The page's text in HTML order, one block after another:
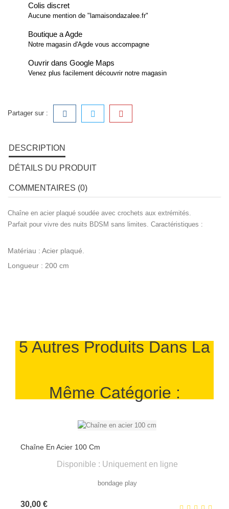
Colis discret
Aucune mention de "lamaisondazalee.fr"
Boutique a Agde
Notre magasin d'Agde vous accompagne
Ouvrir dans Google Maps
Venez plus facilement découvrir notre magasin
Partager sur :
DESCRIPTION
DÉTAILS DU PRODUIT
COMMENTAIRES (0)
Chaîne en acier plaqué soudée avec crochets aux extrémités.
Parfait pour vivre des nuits BDSM sans limites. Caractéristiques :
Matériau : Acier plaqué.
Longueur : 200 cm
5 Autres Produits Dans La
Même Catégorie :
Chaîne En Acier 100 Cm
Disponible : Uniquement en ligne
bondage play
30,00 €Prix